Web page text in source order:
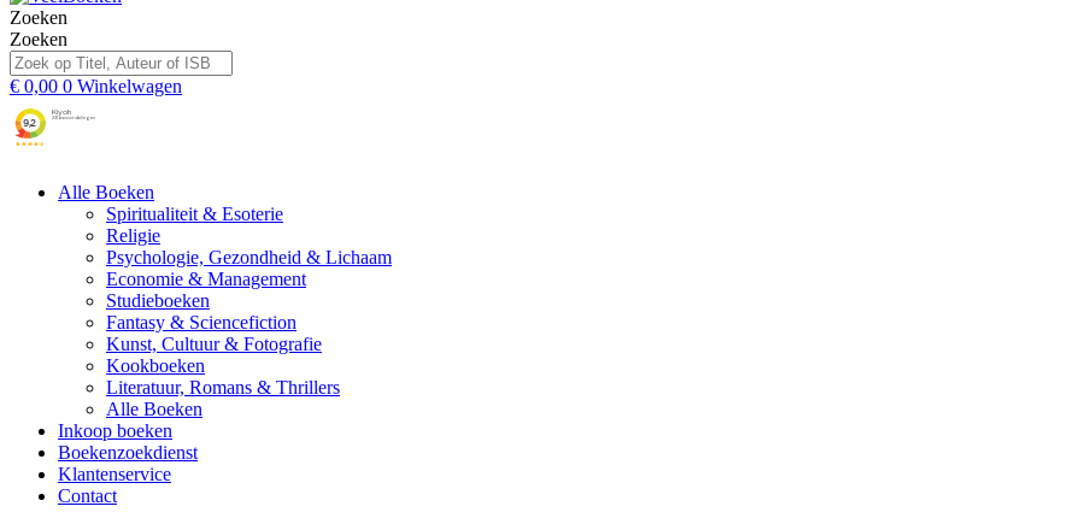
Zoeken
Zoeken
€ 0,00 0 Winkelwagen
Alle Boeken
Spiritualiteit & Esoterie
Religie
Psychologie, Gezondheid & Lichaam
Economie & Management
Studieboeken
Fantasy & Sciencefiction
Kunst, Cultuur & Fotografie
Kookboeken
Literatuur, Romans & Thrillers
Alle Boeken
Inkoop boeken
Boekenzoekdienst
Klantenservice
Contact